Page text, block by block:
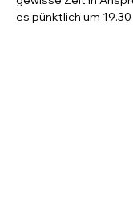
es pünktlich um